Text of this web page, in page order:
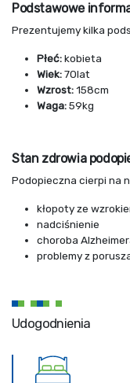
Podstawowe
Prezentujemy kilka
Płeć:kobieta
Wiek:70lat
Wzrost:158cm
Waga:59kg
Stan zdrowia
Podopieczna cierpi na
kłopoty ze
nadciśnienie
choroba
problemy z
Udogodnienia